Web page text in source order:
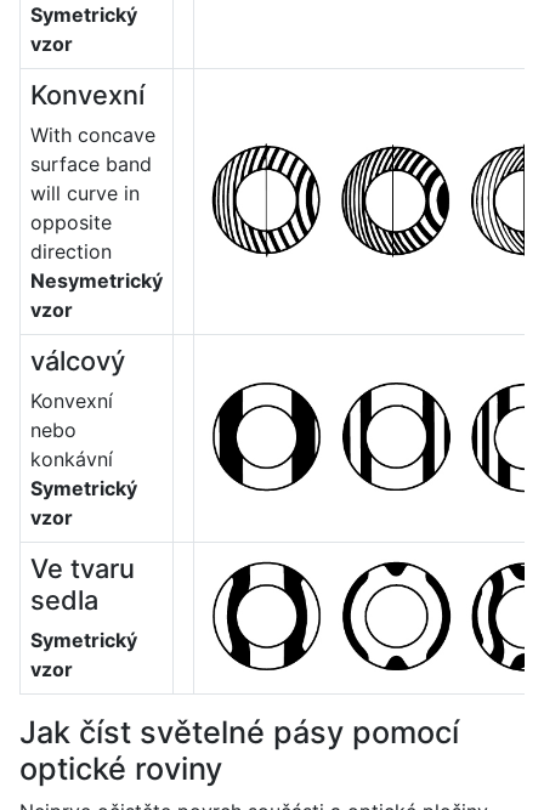
Symetrický
vzor
Konvexní
With concave
surface band
will curve in
opposite
direction
Nesymetrický
vzor
válcový
Konvexní
nebo
konkávní
Symetrický
vzor
Ve tvaru
sedla
Symetrický
vzor
Jak číst světelné pásy pomocí
optické roviny